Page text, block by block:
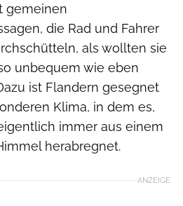
gemeinen
die Rad und Fahrer
als wollten sie
unbequem wie eben
ist Flandern gesegnet
Klima, in dem es,
immer aus einem
herabregnet.
ANZEIGE